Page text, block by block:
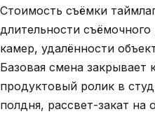
Стоимость съёмки
длительности
камер, удалённости
Базовая смена закрывает
продуктовый ролик в
полдня, рассвет-закат на